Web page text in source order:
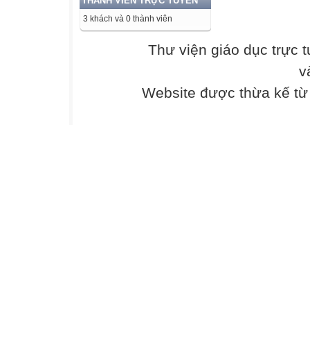
3 khách và 0 thành viên
Thư viện giáo dục trực
Website được thừa kế